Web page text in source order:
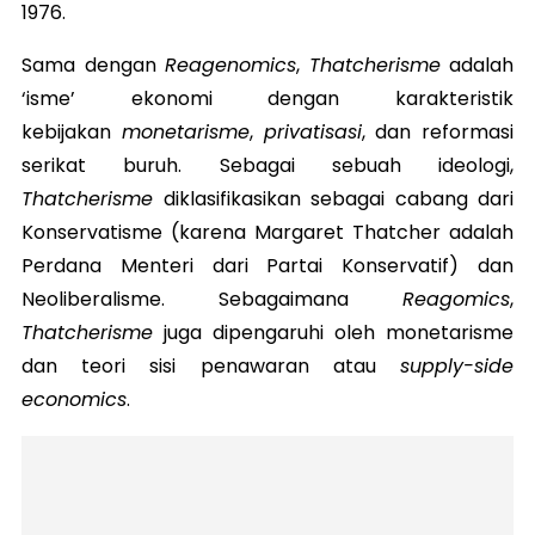
1976.
Sama dengan Reagenomics, Thatcherismeadalah
‘isme’ ekonomi dengan karakteristik
kebijakan monetarisme, privatisasi, dan reformasi
serikat buruh. Sebagai sebuah ideologi,
Thatcherisme diklasifikasikan sebagai cabang dari
Konservatisme (karena Margaret Thatcher adalah
Perdana Menteri dari Partai Konservatif) dan
Neoliberalisme. Sebagaimana Reagomics,
Thatcherisme juga dipengaruhi oleh monetarisme
dan teori sisi penawaran atau supply-side
economics.